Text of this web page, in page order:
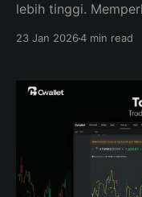
lebih tinggi.
23 Jan 20264 min read